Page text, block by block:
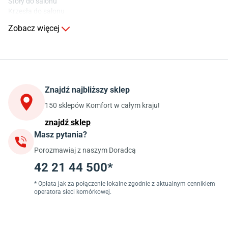
Stoły do kuchni
Szafki kuchenne wiszące (górne)
Szafki pod zlewozmywak
Blaty kuchenne laminowane
Jadalnia
Stoły do jadalni
Krzesła do jadalni
Dywany szare
Lampy w stylu loftowym
Lampy wiszące do jadalni
Zobacz więcej
Znajdź najbliższy sklep
150 sklepów Komfort w całym kraju!
znajdź sklep
Masz pytania?
Porozmawiaj z naszym Doradcą
42 21 44 500*
* Opłata jak za połączenie lokalne zgodnie z aktualnym cennikiem
operatora sieci komórkowej.